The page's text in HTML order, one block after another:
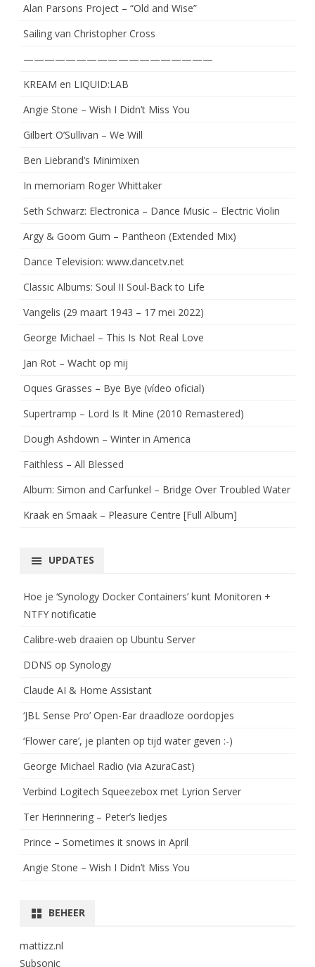
Alan Parsons Project – “Old and Wise”
Sailing van Christopher Cross
——————————————————
KREAM en LIQUID:LAB
Angie Stone – Wish I Didn’t Miss You
Gilbert O’Sullivan – We Will
Ben Liebrand’s Minimixen
In memoriam Roger Whittaker
Seth Schwarz: Electronica – Dance Music – Electric Violin
Argy & Goom Gum – Pantheon (Extended Mix)
Dance Television: www.dancetv.net
Classic Albums: Soul II Soul-Back to Life
Vangelis (29 maart 1943 – 17 mei 2022)
George Michael – This Is Not Real Love
Jan Rot – Wacht op mij
Oques Grasses – Bye Bye (vídeo oficial)
Supertramp – Lord Is It Mine (2010 Remastered)
Dough Ashdown – Winter in America
Faithless – All Blessed
Album: Simon and Carfunkel – Bridge Over Troubled Water
Kraak en Smaak – Pleasure Centre [Full Album]
UPDATES
Hoe je ‘Synology Docker Containers’ kunt Monitoren +
NTFY notificatie
Calibre-web draaien op Ubuntu Server
DDNS op Synology
Claude AI & Home Assistant
‘JBL Sense Pro’ Open-Ear draadloze oordopjes
‘Flower care’, je planten op tijd water geven :-)
George Michael Radio (via AzuraCast)
Verbind Logitech Squeezebox met Lyrion Server
Ter Herinnering – Peter’s liedjes
Prince – Sometimes it snows in April
Angie Stone – Wish I Didn’t Miss You
BEHEER
mattizz.nl
Subsonic